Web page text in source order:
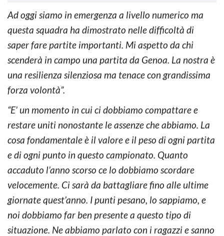
Ad oggi siamo in emergenza a livello numerico ma
questa squadra ha dimostrato nelle difficoltà di
saper fare partite importanti. Mi aspetto da chi
scenderà in campo una partita da Genoa. La nostra è
una resilienza silenziosa ma tenace con grandissima
forza volontà”.
“E’ un momento in cui ci dobbiamo compattare e
restare uniti nonostante le assenze che abbiamo. La
cosa fondamentale è il valore e il peso di ogni partita
e di ogni punto in questo campionato. Quanto
accaduto l’anno scorso ce lo dobbiamo scordare
velocemente. Ci sarà da battagliare fino alle ultime
giornate quest’anno. I punti pesano, lo sappiamo, e
noi dobbiamo far ben presente a questo tipo di
situazione. Ne abbiamo parlato con i ragazzi e sanno